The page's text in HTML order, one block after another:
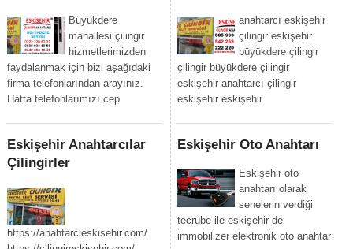
Büyükdere
mahallesi çilingir
hizmetlerimizden
faydalanmak için bizi aşağıdaki
firma telefonlarından arayınız.
Hatta telefonlarımızı cep
anahtarcı eskişehir
çilingir eskişehir
büyükdere çilingir
çilingir büyükdere çilingir
eskişehir anahtarcı çilingir
eskişehir eskişehir
Eskişehir Anahtarcılar
Çilingirler
https://anahtarcieskisehir.com/
Eskişehir Oto Anahtarı
Eskişehir oto
anahtarı olarak
senelerin verdiği
tecrübe ile eskişehir de
immobilizer elektronik oto anahtar